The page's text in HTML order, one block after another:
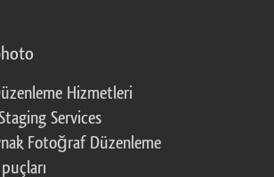
Hizmetleri
Services
Fotoğraf Düzenleme